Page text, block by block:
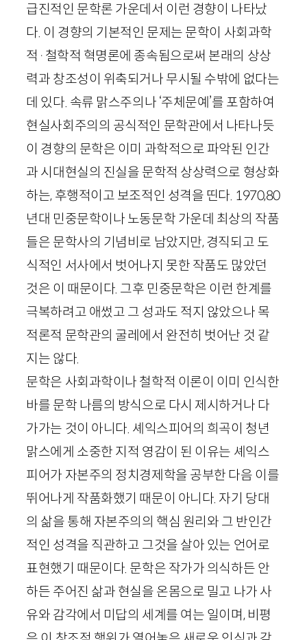
급진적인 문학론 가운데서 이런 경향이 나타났
다. 이 경향의 기본적인 문제는 문학이 사회과학
적 · 철학적 혁명론에 종속됨으로써 본래의 상상
력과 창조성이 위축되거나 무시될 수밖에 없다는
데 있다. 속류 맑스주의나 ‘주체문예’를 포함하여
현실사회주의의 공식적인 문학관에서 나타나듯
이 경향의 문학은 이미 과학적으로 파악된 인간
과 시대현실의 진실을 문학적 상상력으로 형상화
하는, 후행적이고 보조적인 성격을 띤다. 1970,80
년대 민중문학이나 노동문학 가운데 최상의 작품
들은 문학사의 기념비로 남았지만, 경직되고 도
식적인 서사에서 벗어나지 못한 작품도 많았던
것은 이 때문이다. 그후 민중문학은 이런 한계를
극복하려고 애썼고 그 성과도 적지 않았으나 목
적론적 문학관의 굴레에서 완전히 벗어난 것 같
지는 않다.
문학은 사회과학이나 철학적 이론이 이미 인식한
바를 문학 나름의 방식으로 다시 제시하거나 다
가가는 것이 아니다. 셰익스피어의 희곡이 청년
맑스에게 소중한 지적 영감이 된 이유는 셰익스
피어가 자본주의 정치경제학을 공부한 다음 이를
뛰어나게 작품화했기 때문이 아니다. 자기 당대
의 삶을 통해 자본주의의 핵심 원리와 그 반인간
적인 성격을 직관하고 그것을 살아 있는 언어로
표현했기 때문이다. 문학은 작가가 의식하든 안
하든 주어진 삶과 현실을 온몸으로 밀고 나가 사
유와 감각에서 미답의 세계를 여는 일이며, 비평